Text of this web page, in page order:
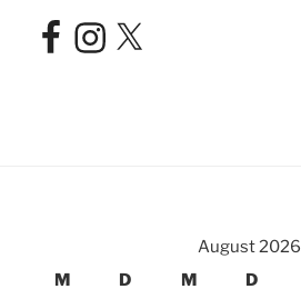
FacebookInstagram
X
August 2026
M
D M D